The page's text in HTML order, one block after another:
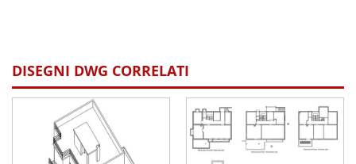
DISEGNI DWG CORRELATI